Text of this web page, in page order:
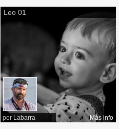
Leo 01
por Labarra Más info
Páginas